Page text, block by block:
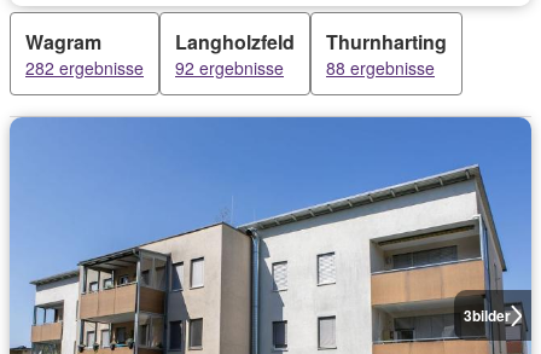
Wagram
282 ergebnisse
Langholzfeld
92 ergebnisse
Thurnharting
88 ergebnisse
3bilder